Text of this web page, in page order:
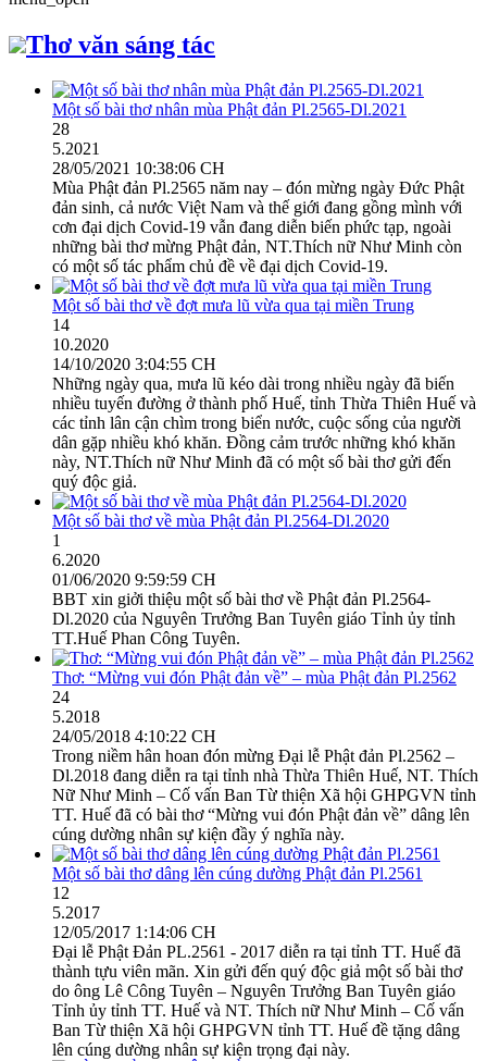
Thơ văn sáng tác
Một số bài thơ nhân mùa Phật đản Pl.2565-Dl.2021
28
5.2021
28/05/2021 10:38:06 CH
Mùa Phật đản Pl.2565 năm nay – đón mừng ngày Đức Phật
đản sinh, cả nước Việt Nam và thế giới đang gồng mình với
cơn đại dịch Covid-19 vẫn đang diễn biến phức tạp, ngoài
những bài thơ mừng Phật đản, NT.Thích nữ Như Minh còn
có một số tác phẩm chủ đề về đại dịch Covid-19.
Một số bài thơ về đợt mưa lũ vừa qua tại miền Trung
14
10.2020
14/10/2020 3:04:55 CH
Những ngày qua, mưa lũ kéo dài trong nhiều ngày đã biến
nhiều tuyến đường ở thành phố Huế, tỉnh Thừa Thiên Huế và
các tỉnh lân cận chìm trong biển nước, cuộc sống của người
dân gặp nhiều khó khăn. Đồng cảm trước những khó khăn
này, NT.Thích nữ Như Minh đã có một số bài thơ gửi đến
quý độc giả.
Một số bài thơ về mùa Phật đản Pl.2564-Dl.2020
1
6.2020
01/06/2020 9:59:59 CH
BBT xin giởi thiệu một số bài thơ về Phật đản Pl.2564-
Dl.2020 của Nguyên Trưởng Ban Tuyên giáo Tỉnh ủy tỉnh
TT.Huế Phan Công Tuyên.
Thơ: “Mừng vui đón Phật đản về” – mùa Phật đản Pl.2562
24
5.2018
24/05/2018 4:10:22 CH
Trong niềm hân hoan đón mừng Đại lễ Phật đản Pl.2562 –
Dl.2018 đang diễn ra tại tỉnh nhà Thừa Thiên Huế, NT. Thích
Nữ Như Minh – Cố vấn Ban Từ thiện Xã hội GHPGVN tỉnh
TT. Huế đã có bài thơ “Mừng vui đón Phật đản về” dâng lên
cúng dường nhân sự kiện đầy ý nghĩa này.
Một số bài thơ dâng lên cúng dường Phật đản Pl.2561
12
5.2017
12/05/2017 1:14:06 CH
Đại lễ Phật Đản PL.2561 - 2017 diễn ra tại tỉnh TT. Huế đã
thành tựu viên mãn. Xin gửi đến quý độc giả một số bài thơ
do ông Lê Công Tuyên – Nguyên Trưởng Ban Tuyên giáo
Tỉnh ủy tỉnh TT. Huế và NT. Thích nữ Như Minh – Cố vấn
Ban Từ thiện Xã hội GHPGVN tỉnh TT. Huế đề tặng dâng
lên cúng dường nhân sự kiện trọng đại này.